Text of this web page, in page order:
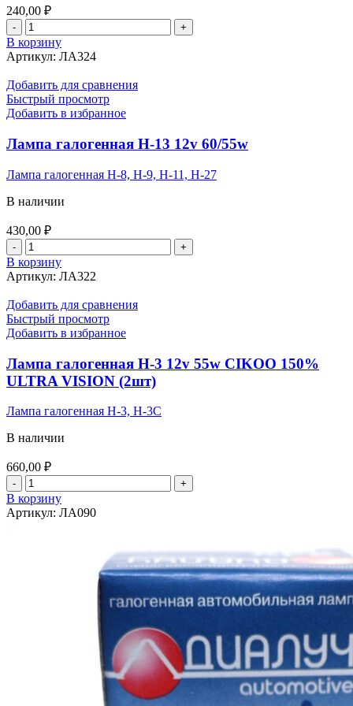
240,00 ₽
Количество
товара
Светодиод
12/24v
21w
Б/
Ц
SMD
30*30,
40*14)
Алюм
В корзину
Артикул: ЛА324
Добавить для сравнения
Быстрый просмотр
Добавить в избранное
Лампа галогенная Н-13 12v 60/55w
Лампа галогенная Н-8, Н-9, Н-11, Н-27
В наличии
430,00 ₽
Количество
товара
Лампа
галогенная
Н-13
12v
60/55w
В корзину
Артикул: ЛА322
Добавить для сравнения
Быстрый просмотр
Добавить в избранное
Лампа галогенная Н-3 12v 55w CIKOO 150%
ULTRA VISION (2шт)
Лампа галогенная Н-3, Н-3С
В наличии
660,00 ₽
Количество
товара
Лампа
галогенная
В корзину
Артикул: ЛА090